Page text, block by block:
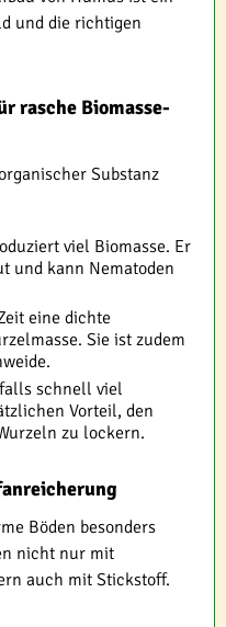
und die richtigen
rasche Biomasse-
Substanz
viel Biomasse. Er
und kann Nematoden
eine dichte
Sie ist zudem
schnell viel
Vorteil, den
zu lockern.
Böden besonders
nicht nur mit
auch mit Stickstoff.